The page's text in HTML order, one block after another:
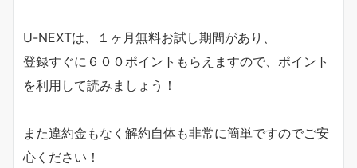
U-NEXTは、１ヶ月無料お試し期間があり、
登録すぐに６００ポイントもらえますので、ポイント
を利用して読みましょう！
また違約金もなく解約自体も非常に簡単ですのでご安
心ください！